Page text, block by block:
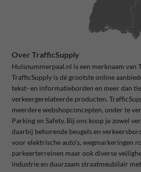
Over TrafficSupply
Huisnummerpaal.nl is een merknaam van
TrafficSupply is dé grootste online
tekst- en informatieborden en meer dan
verkeergerelateerde producten.
meerdere webshopconcepten, onder te
Parking en Safety. Bij ons koop je zowel
daarbij behorende beugels en
voor elektrische auto’s, wegmarkeringen
parkeerterreinen maar ook diverse
industrie en duurzaam straatmeubilair